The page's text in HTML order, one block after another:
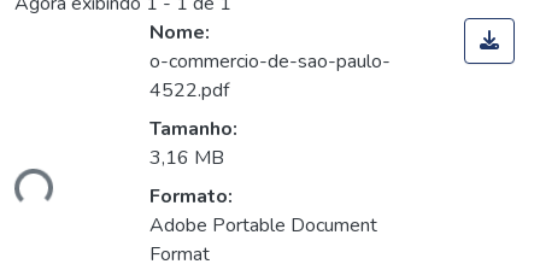
Nome:
o-commercio-de-sao-paulo-
4522.pdf
Tamanho:
3,16 MB
Formato:
Adobe Portable Document
Format